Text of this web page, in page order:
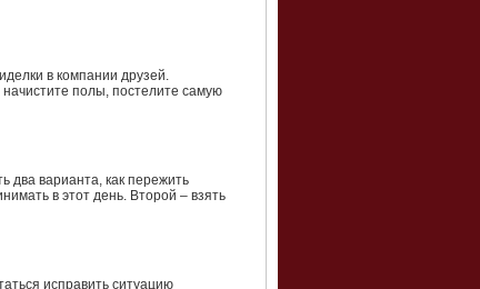
в компании друзей.
полы, постелите самую
два варианта, как пережить
в этот день. Второй – взять
исправить ситуацию